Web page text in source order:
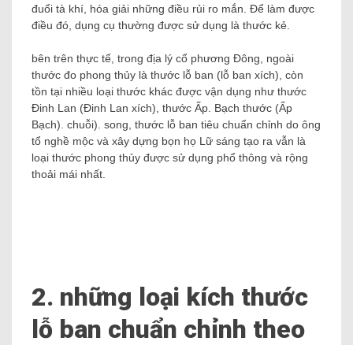
đuổi tà khí, hóa giải những điều rủi ro mắn. Để làm được
điều đó, dụng cụ thường được sử dụng là thước kẻ.
bên trên thực tế, trong địa lý cổ phương Đông, ngoài
thước đo phong thủy là thước lỗ ban (lỗ ban xích), còn
tồn tại nhiều loại thước khác được vận dụng như thước
Đinh Lan (Đinh Lan xích), thước Ấp. Bạch thước (Ấp
Bạch). chuỗi). song, thước lỗ ban tiêu chuẩn chỉnh do ông
tổ nghề mộc và xây dựng bọn họ Lữ sáng tạo ra vẫn là
loại thước phong thủy được sử dụng phổ thông và rộng
thoải mái nhất.
2. những loại kích thước
lỗ ban chuẩn chỉnh theo